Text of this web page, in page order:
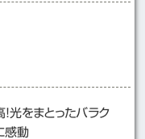
光をまとったバラク
感動